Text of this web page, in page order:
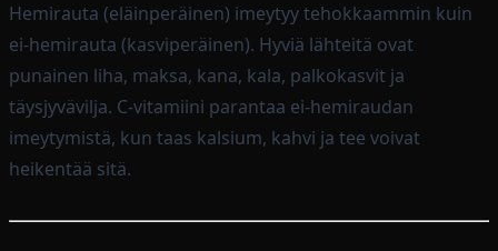
Hemirauta (eläinperäinen) imeytyy tehokkaammin kuin
ei-hemirauta (kasviperäinen). Hyviä lähteitä ovat
punainen liha, maksa, kana, kala, palkokasvit ja
täysjyvävilja. C-vitamiini parantaa ei-hemiraudan
imeytymistä, kun taas kalsium, kahvi ja tee voivat
heikentää sitä.